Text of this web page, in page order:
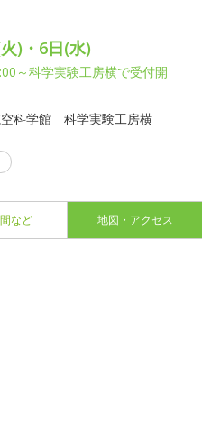
)・6日(水)
～科学実験工房横で受付開
科学館 科学実験工房横
など 地図・アクセス